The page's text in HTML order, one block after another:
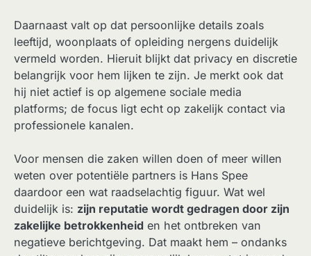
Daarnaast valt op dat persoonlijke details zoals
leeftijd, woonplaats of opleiding nergens duidelijk
vermeld worden. Hieruit blijkt dat privacy en discretie
belangrijk voor hem lijken te zijn. Je merkt ook dat
hij niet actief is op algemene sociale media
platforms; de focus ligt echt op zakelijk contact via
professionele kanalen.
Voor mensen die zaken willen doen of meer willen
weten over potentiële partners is Hans Spee
daardoor een wat raadselachtig figuur. Wat wel
duidelijk is: zijn reputatie wordt gedragen door zijn
zakelijke betrokkenheid en het ontbreken van
negatieve berichtgeving. Dat maakt hem – ondanks